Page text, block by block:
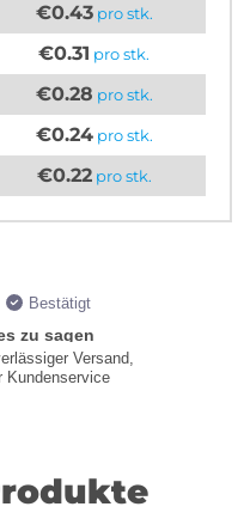
€0.43pro stk.
€0.31 pro stk.
€0.28 pro stk.
€0.24pro stk.
€0.22pro stk.
Bestätigt
zu sagen
Versand,
Kundenservice